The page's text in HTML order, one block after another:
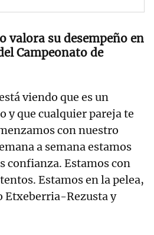
valora su desempeño en
Campeonato de
viendo que es un
y que cualquier pareja te
con nuestro
a semana estamos
confianza. Estamos con
Estamos en la pelea,
Etxeberria-Rezusta y